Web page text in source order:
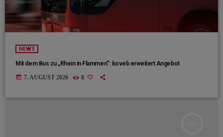
NEWS
Mit dem Bus zu „Rhein in Flammen“: koveb erweitert Angebot
today 7. AUGUST 2026 8